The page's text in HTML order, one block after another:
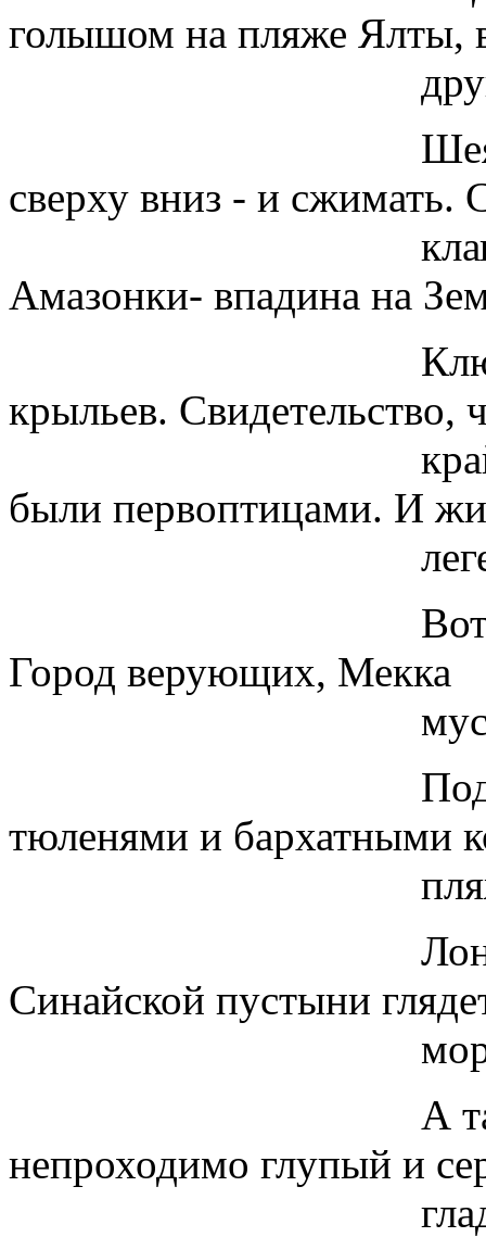
голышом на пляже Ялты,
других
Шея. Вволю
сверху вниз - и сжимать.
клапаны,
Амазонки- впадина на
Ключицы -
крыльев. Свидетельство,
крайней мере,
были первоптицами. И
Вот груди,
Город верующих, Мекка
мусуль-ман.
Подмышки и
тюленями и бархатными
пляжи.
Лоно. Змея и
Синайской пустыни
А там
непроходимо глупый и
глад-кие